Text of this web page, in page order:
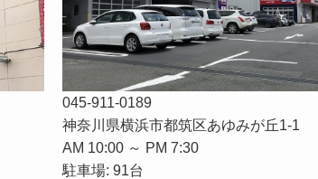
045-911-0189
神奈川県横浜市都筑区あゆみが丘1-1
AM 10:00 ～ PM 7:30
駐車場: 91台